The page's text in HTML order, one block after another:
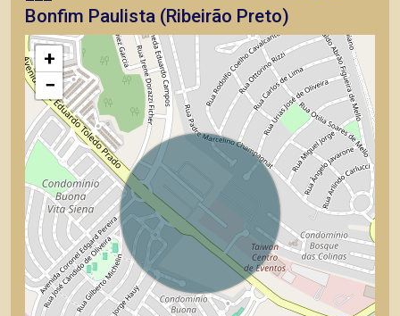
Bonfim Paulista (Ribeirão Preto)
+
−